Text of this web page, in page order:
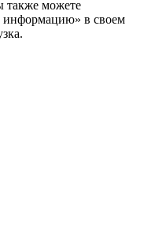
также можете
информацию» в своем